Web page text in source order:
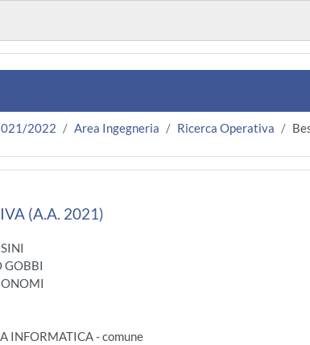
2022 Area Ingegneria Ricerca Operativa
(A.A. 2021)
GOBBI
INFORMATICA - comune